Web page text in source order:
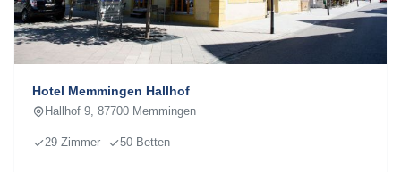
Hotel Memmingen Hallhof
Hallhof 9, 87700 Memmingen
29 Zimmer 50 Betten